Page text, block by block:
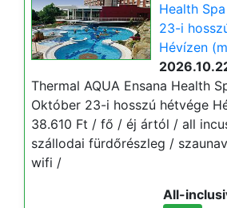
Health
23-i
Hévízen
Thermal AQUA Ensana Health
Október 23-i hosszú hétvége
38.610 Ft / fő / éj ártól / all
szállodai fürdőrészleg /
wifi /
All-